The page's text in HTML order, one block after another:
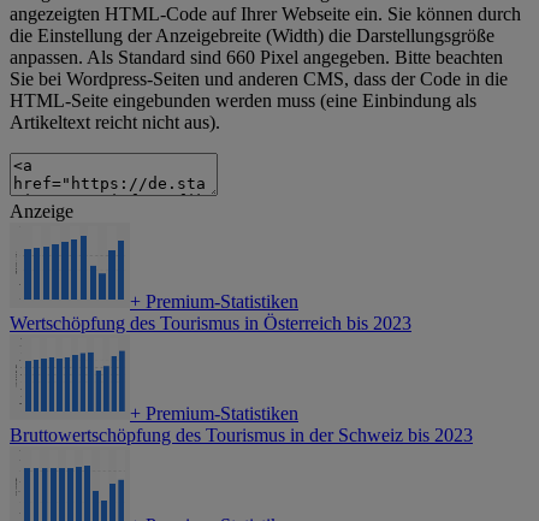
angezeigten HTML-Code auf Ihrer Webseite ein. Sie können durch
die Einstellung der Anzeigebreite (Width) die Darstellungsgröße
anpassen. Als Standard sind 660 Pixel angegeben. Bitte beachten
Sie bei Wordpress-Seiten und anderen CMS, dass der Code in die
HTML-Seite eingebunden werden muss (eine Einbindung als
Artikeltext reicht nicht aus).
Anzeige
+ Premium-Statistiken
Wertschöpfung des Tourismus in Österreich bis 2023
+ Premium-Statistiken
Bruttowertschöpfung des Tourismus in der Schweiz bis 2023